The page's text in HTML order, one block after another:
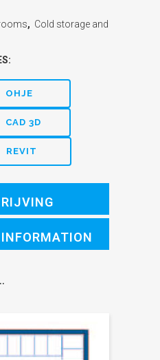
, Cold storage and
OHJE
CAD 3D
REVIT